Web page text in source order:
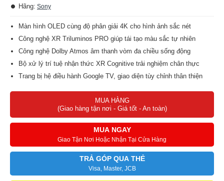
Hãng: Sony
Màn hình OLED cùng độ phân giải 4K cho hình ảnh sắc nét
Công nghệ XR Triluminos PRO giúp tái tạo màu sắc tự nhiên
Công nghệ Dolby Atmos âm thanh vòm đa chiều sống động
Bộ xử lý trí tuệ nhận thức XR Cognitive trải nghiệm chân thực
Trang bị hệ điều hành Google TV, giao diện tùy chỉnh thân thiện
Chất liệu chân đế tivi Sony bằng hợp kim hạn chế mài mòn tốt
MUA HÀNG
(Giao hàng tận nơi - Giá tốt - An toàn)
MUA NGAY
Giao Tận Nơi Hoặc Nhận Tại Cửa Hàng
TRẢ GÓP QUA THẺ
Visa, Master, JCB